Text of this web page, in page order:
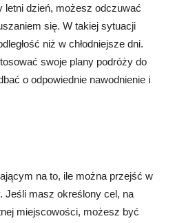
letni dzień, możesz odczuwać
się. W takiej sytuacji
niż w chłodniejsze dni.
swoje plany podróży do
o odpowiednie nawodnienie i
na to, ile można przejść w
Jeśli masz określony cel, na
miejscowości, możesz być